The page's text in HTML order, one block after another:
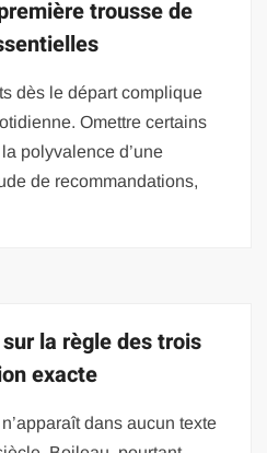
trousse de
dès le départ complique
Omettre certains
polyvalence d’une
de recommandations,
la règle des trois
exacte
dans aucun texte